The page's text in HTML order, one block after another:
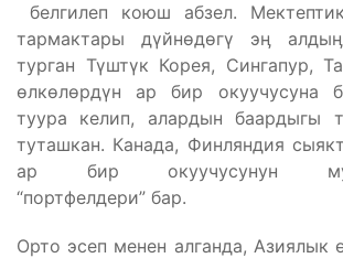
белгилеп коюш абзел.
тармактары дүйнөдөгү эӊ
турган Түштүк Корея, Сингапур,
өлкөлөрдүн ар бир окуучусуна
туура келип, алардын баардыгы
туташкан. Канада, Финляндия
ар бир окуучусунун
“портфелдери” бар.
Орто эсеп менен алганда, Азиялык